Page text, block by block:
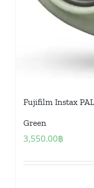
Fujifilm Instax
Green
3,550.00฿